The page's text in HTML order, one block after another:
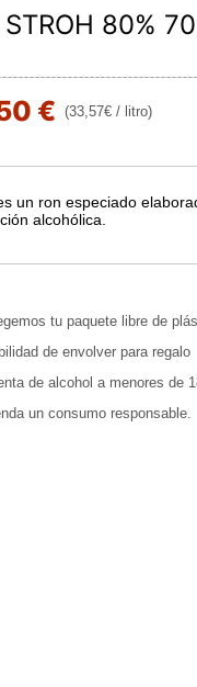
STROH 80%
€ (33,57€ / litro)
un ron especiado
alcohólica.
tu paquete libre de
de envolver para regalo
de alcohol a menores de
un consumo responsable.